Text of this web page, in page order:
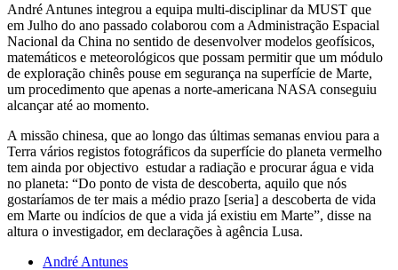
André Antunes integrou a equipa multi-disciplinar da MUST que
em Julho do ano passado colaborou com a Administração Espacial
Nacional da China no sentido de desenvolver modelos geofísicos,
matemáticos e meteorológicos que possam permitir que um módulo
de exploração chinês pouse em segurança na superfície de Marte,
um procedimento que apenas a norte-americana NASA conseguiu
alcançar até ao momento.
A missão chinesa, que ao longo das últimas semanas enviou para a
Terra vários registos fotográficos da superfície do planeta vermelho
tem ainda por objectivo estudar a radiação e procurar água e vida
no planeta: “Do ponto de vista de descoberta, aquilo que nós
gostaríamos de ter mais a médio prazo [seria] a descoberta de vida
em Marte ou indícios de que a vida já existiu em Marte”, disse na
altura o investigador, em declarações à agência Lusa.
André Antunes